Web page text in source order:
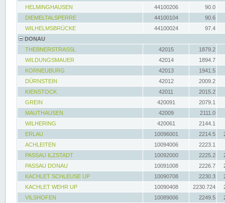
HELMINGHAUSEN
44100206
90.0
DIEMELTALSPERRE
44100104
90.6
WILHELMSBRÜCKE
44100024
97.4
DONAU
THEBNERSTRASSL
42015
1879.2
WILDUNGSMAUER
42014
1894.7
KORNEUBURG
42013
1941.5
DÜRNSTEIN
42012
2009.2
KIENSTOCK
42011
2015.2
GREIN
420091
2079.1
MAUTHAUSEN
42009
2111.0
WILHERING
420061
2144.1
ERLAU
10096001 2214.5
ACHLEITEN
10094006
2223.1
PASSAU ILZSTADT
10092000 2225.2
PASSAU DONAU
10091008 2226.7
KACHLET SCHLEUSE UP
10090708 2230.3
KACHLET WEHR UP
10090408 2230.724
VILSHOFEN
10089006 2249.5